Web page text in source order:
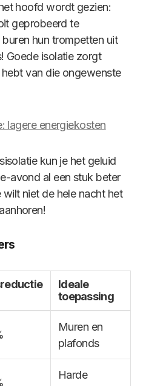
hoofd wordt gezien:
geprobeerd te
hun trompetten uit
Goede isolatie zorgt
van die ongewenste
lagere energiekosten
kun je het geluid
avond al een stuk beter
niet de hele nacht het
Ideale
toepassing
Muren en
plafonds
Harde